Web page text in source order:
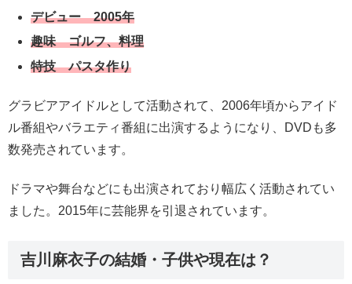
デビュー 2005年
趣味 ゴルフ、料理
特技 パスタ作り
グラビアアイドルとして活動されて、2006年頃からアイド
ル番組やバラエティ番組に出演するようになり、DVDも多
数発売されています。
ドラマや舞台などにも出演されており幅広く活動されてい
ました。2015年に芸能界を引退されています。
吉川麻衣子の結婚・子供や現在は？